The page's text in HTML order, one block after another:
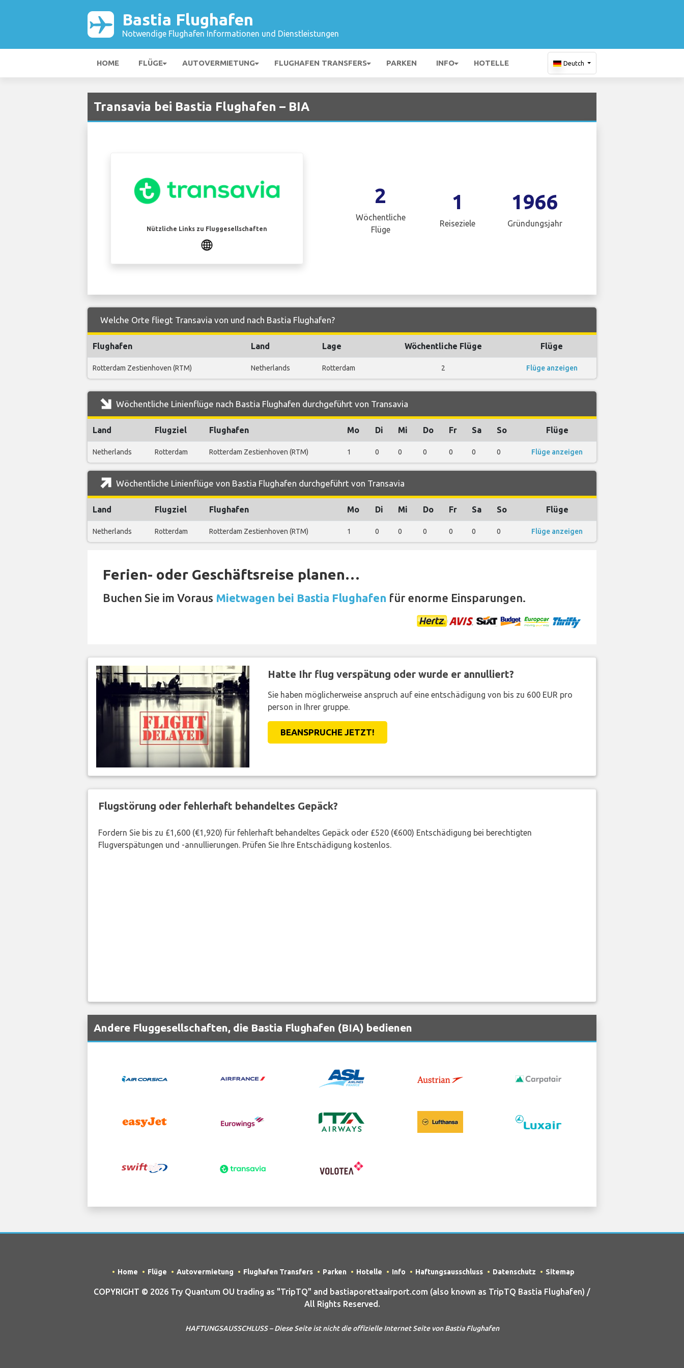
Bastia Flughafen
Notwendige Flughafen Informationen und Dienstleistungen
HOME FLÜGE AUTOVERMIETUNG FLUGHAFEN TRANSFERS PARKEN INFO HOTELLE Deutch
Transavia bei Bastia Flughafen – BIA
Nützliche Links zu Fluggesellschaften
2
Wöchentliche
Flüge
1
Reiseziele
1966
Gründungsjahr
Welche Orte fliegt Transavia von und nach Bastia Flughafen?
Flughafen Land Lage Wöchentliche Flüge Flüge
Rotterdam Zestienhoven (RTM) Netherlands Rotterdam 2 Flüge anzeigen
Wöchentliche Linienflüge nach Bastia Flughafen durchgeführt von Transavia
Land Flugziel Flughafen Mo Di Mi Do Fr Sa So Flüge
Netherlands Rotterdam Rotterdam Zestienhoven (RTM) 1 0 0 0 0 0 0 Flüge anzeigen
Wöchentliche Linienflüge von Bastia Flughafen durchgeführt von Transavia
Land Flugziel Flughafen Mo Di Mi Do Fr Sa So Flüge
Netherlands Rotterdam Rotterdam Zestienhoven (RTM) 1 0 0 0 0 0 0 Flüge anzeigen
Ferien- oder Geschäftsreise planen…
Buchen Sie im Voraus Mietwagen bei Bastia Flughafen für enorme Einsparungen.
Hatte Ihr flug verspätung oder wurde er annulliert?
Sie haben möglicherweise anspruch auf eine entschädigung von bis zu 600 EUR pro
person in Ihrer gruppe.
BEANSPRUCHE JETZT!
Flugstörung oder fehlerhaft behandeltes Gepäck?
Fordern Sie bis zu £1,600 (€1,920) für fehlerhaft behandeltes Gepäck oder £520 (€600) Entschädigung bei berechtigten
Flugverspätungen und -annullierungen. Prüfen Sie Ihre Entschädigung kostenlos.
Andere Fluggesellschaften, die Bastia Flughafen (BIA) bedienen
Home Flüge Autovermietung Flughafen Transfers Parken Hotelle Info Haftungsausschluss Datenschutz Sitemap
COPYRIGHT © 2026 Try Quantum OU trading as "TripTQ" and bastiaporettaairport.com (also known as TripTQ Bastia Flughafen) /
All Rights Reserved.
HAFTUNGSAUSSCHLUSS – Diese Seite ist nicht die offizielle Internet Seite von Bastia Flughafen